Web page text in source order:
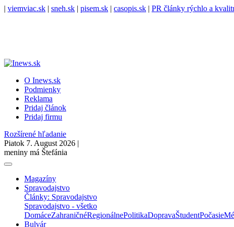
| viemviac.sk | sneh.sk | pisem.sk | casopis.sk | PR články rýchlo a
O Inews.sk
Podmienky
Reklama
Pridaj článok
Pridaj firmu
Rozšírené hľadanie
Piatok 7. August 2026 |
meniny má Štefánia
Magazíny
Spravodajstvo
Články: Spravodajstvo
Spravodajstvo - všetko
DomáceZahraničnéRegionálnePolitikaDopravaŠtudentPočasie
Bulvár